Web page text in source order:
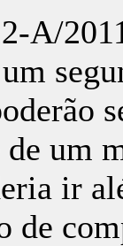
A/
um
ir
de